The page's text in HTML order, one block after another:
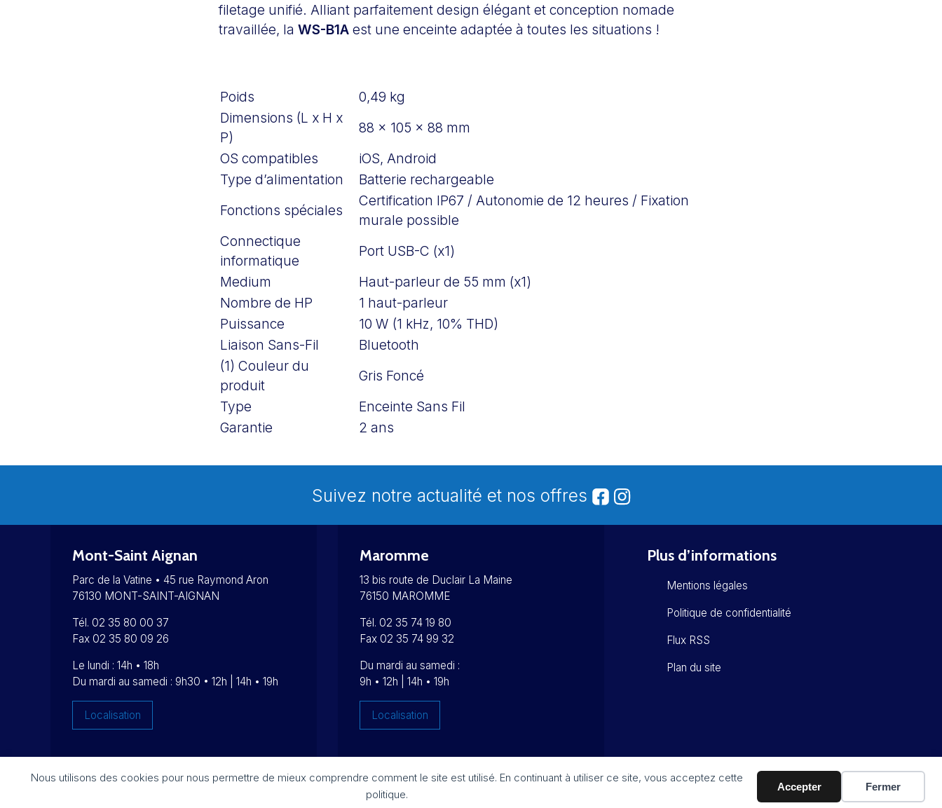
Nous utilisons des cookies pour nous permettre de mieux comprendre comment le site est utilisé. En continuant à utiliser ce site, vous acceptez cette
politique.
Accepter Fermer
filetage unifié. Alliant parfaitement design élégant et conception nomade
travaillée, la WS-B1A est une enceinte adaptée à toutes les situations !
Poids
0,49 kg
Dimensions (L x H x
P)
88 x 105 x 88 mm
OS compatibles
iOS, Android
Type d’alimentation
Batterie rechargeable
Fonctions spéciales
Certification IP67 / Autonomie de 12 heures / Fixation
murale possible
Connectique
informatique
Port USB-C (x1)
Medium
Haut-parleur de 55 mm (x1)
Nombre de HP
1 haut-parleur
Puissance
10 W (1 kHz, 10% THD)
Liaison Sans-Fil
Bluetooth
(1) Couleur du
produit
Gris Foncé
Type
Enceinte Sans Fil
Garantie
2 ans
Suivez notre actualité et nos offres
Mont-Saint Aignan
Parc de la Vatine • 45 rue Raymond Aron
76130 MONT-SAINT-AIGNAN
Tél. 02 35 80 00 37
Fax 02 35 80 09 26
Le lundi : 14h • 18h
Du mardi au samedi : 9h30 • 12h | 14h • 19h
Localisation
Maromme
13 bis route de Duclair La Maine
76150 MAROMME
Tél. 02 35 74 19 80
Fax 02 35 74 99 32
Du mardi au samedi :
9h • 12h | 14h • 19h
Localisation
Plus d’informations
Mentions légales
Politique de confidentialité
Flux RSS
Plan du site
Réalisation :Imagospirit